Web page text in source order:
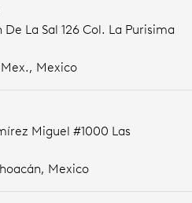
La Sal 126 Col. La Purisima
Mexico
Miguel #1000 Las
Mexico